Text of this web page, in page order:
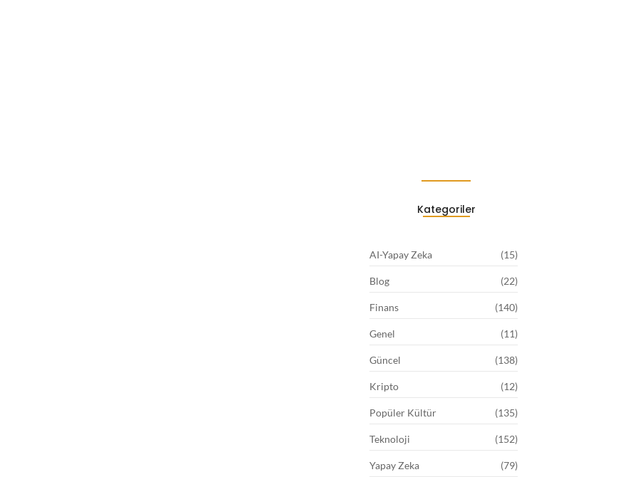
Kategoriler
AI-Yapay Zeka (15)
Blog (22)
Finans (140)
Genel (11)
Güncel (138)
Kripto (12)
Popüler Kültür (135)
Teknoloji (152)
Yapay Zeka (79)